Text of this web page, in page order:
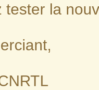
tester la